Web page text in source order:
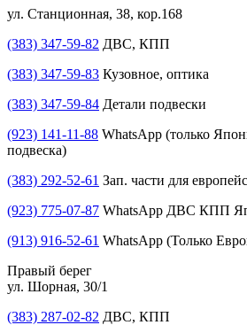
ул. Станционная, 38, кор.168
(383) 347-59-82 ДВС, КПП
(383) 347-59-83 Кузовное, оптика
(383) 347-59-84 Детали подвески
(923) 141-11-88 WhatsApp (только
подвеска)
(383) 292-52-61 Зап. части для
(923) 775-07-87 WhatsApp ДВС КПП
(913) 916-52-61 WhatsApp (Только
Правый берег
ул. Шорная, 30/1
(383) 287-02-82 ДВС, КПП